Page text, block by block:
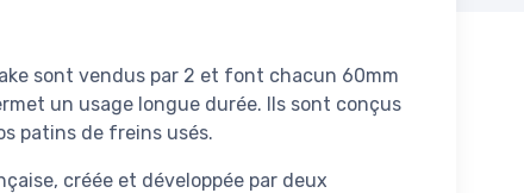
sont vendus par 2 et font chacun 60mm
un usage longue durée. Ils sont conçus
patins de freins usés.
créée et développée par deux